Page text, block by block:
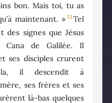
bon. Mais toi, tu as
maintenant. » 11 Tel
des signes que Jésus
Cana de Galilée. Il
ses disciples crurent
il descendit à
ses frères et ses
là-bas quelques